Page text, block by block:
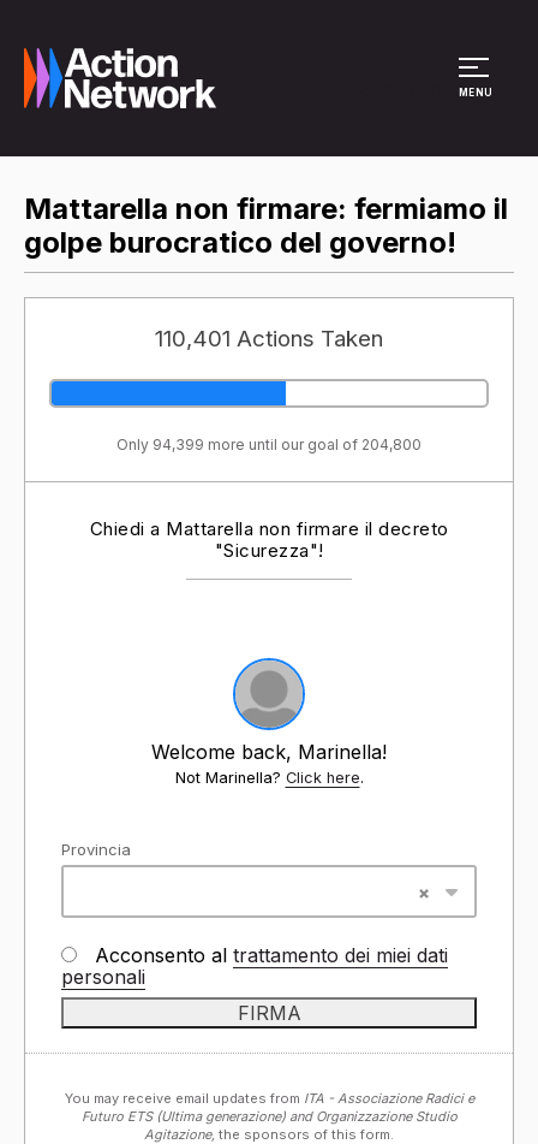
MENU
Mattarella non firmare: fermiamo il
golpe burocratico del governo!
110,401 Actions Taken
Only 94,399 more until our goal of 204,800
Chiedi a Mattarella non firmare il decreto
"Sicurezza"!
Welcome back, Marinella!
Not Marinella? Click here.
Provincia
Acconsento al trattamento dei miei dati
personali
You may receive email updates from ITA - Associazione Radici e
Futuro ETS (Ultima generazione) and Organizzazione Studio
Agitazione, the sponsors of this form.